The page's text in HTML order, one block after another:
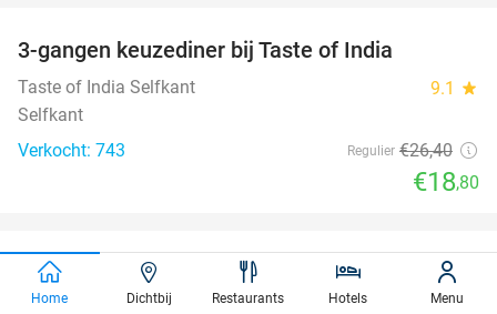
3-gangen keuzediner bij Taste of India
Taste of India Selfkant 9.1 star
Selfkant
Verkocht: 743
Regulier €26,40
€18,80
37%
E-scooter huren (3 uur of hele dag)
Home Dichtbij Restaurants Hotels Menu